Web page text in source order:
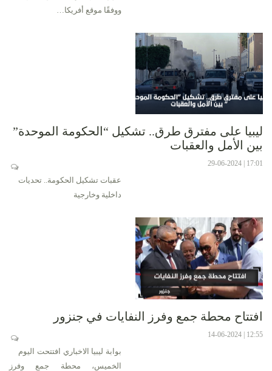
ووفقًا موقع أفريكا…
ليبيا على مفترق طرق.. تشكيل “الحكومة الموحدة”
بين الأمل والعقبات
17:01 | 29-06-2024
عقبات تشكيل الحكومة.. تحديات
داخلية وخارجية
افتتاح محطة جمع وفرز النفايات في جنزور
12:55 | 14-06-2024
بوابة ليبيا الاخباري افتتحت اليوم
الخميس، محطة جمع وفرز